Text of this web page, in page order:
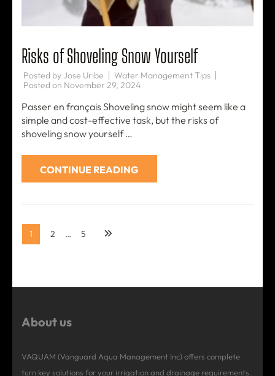
Risks of Shoveling Snow Yourself
Posted by Jose Uribe
Water Management Tips
Posted on November 29, 2024
Passer en français Shoveling snow might seem like a
simple and cost-effective task, but the risks of
shoveling snow yourself …
CONTINUE READING
Posts
pagination
Page
1 Page
2 … Page
5
About us
VAQUAM (Vanguard Aqua Management Inc) offers complete
turn key solutions for your irrigation and drainage requirements.